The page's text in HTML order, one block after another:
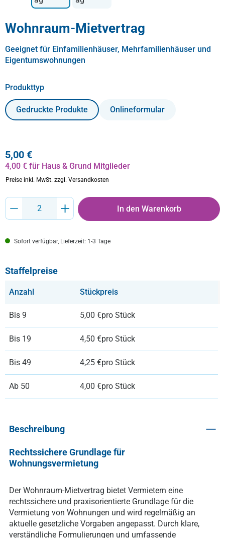
Wohnraum-Mietvertrag
Geeignet für Einfamilienhäuser, Mehrfamilienhäuser und
Eigentumswohnungen
Produkttypauswählen
Gedruckte Produkte Onlineformular
5,00 €
4,00 € für Haus & Grund Mitglieder
Preise inkl. MwSt. zzgl. Versandkosten
Produkt Anzahl: Gib den gewünschten Wert ein oder benutze die Schaltflächen
In den Warenkorb
Sofort verfügbar, Lieferzeit: 1-3 Tage
Staffelpreise
Anzahl Stückpreis
Bis 9 5,00 €pro Stück
Bis 19 4,50 €pro Stück
Bis 49 4,25 €pro Stück
Ab 50 4,00 €pro Stück
Beschreibung
Rechtssichere Grundlage für
Wohnungsvermietung
Der Wohnraum-Mietvertrag bietet Vermietern eine
rechtssichere und praxisorientierte Grundlage für die
Vermietung von Wohnungen und wird regelmäßig an
aktuelle gesetzliche Vorgaben angepasst. Durch klare,
verständliche Formulierungen und umfassende